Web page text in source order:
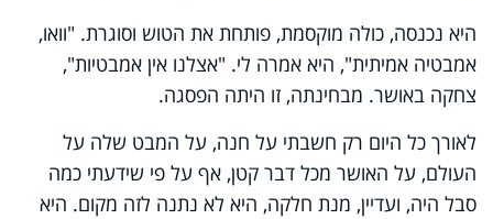
היא נכנסה, כולה מוקסמת, פותחת את הטוש וסוגרת. "וואו,
אמבטיה אמיתית", היא אמרה לי. "אצלנו אין אמבטיות",
צחקה באושר. מבחינתה, זו היתה הפסגה.
לאורך כל היום רק חשבתי על חנה, על המבט שלה על
העולם, על האושר מכל דבר קטן, אף על פי שידעתי כמה
סבל היה, ועדיין, מנת חלקה, היא לא נתנה לזה מקום. היא